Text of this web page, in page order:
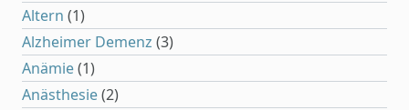
Altern (1)
Alzheimer Demenz (3)
Anämie(1)
Anästhesie(2)